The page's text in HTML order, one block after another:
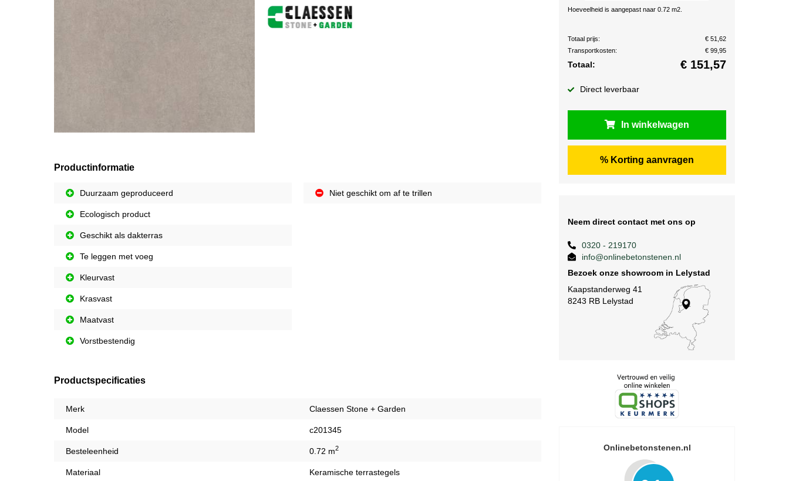
Productinformatie
Duurzaam geproduceerd
Ecologisch product
Geschikt als dakterras
Te leggen met voeg
Kleurvast
Krasvast
Maatvast
Vorstbestendig
Niet geschikt om af te trillen
Productspecificaties
Merk Claessen Stone + Garden
Model c201345
Besteleenheid 0.72 m2
Materiaal Keramische terrastegels
Hoeveelheid is aangepast naar 0.72 m2.
Totaal prijs:
€ 51,62
Transportkosten:
€ 99,95
Totaal: € 151,57
Direct leverbaar
In winkelwagen
% Korting aanvragen
Neem direct contact met ons op
0320 - 219170
info@onlinebetonstenen.nl
Bezoek onze showroom in Lelystad
Kaapstanderweg 41
8243 RB Lelystad
Onlinebetonstenen.nl